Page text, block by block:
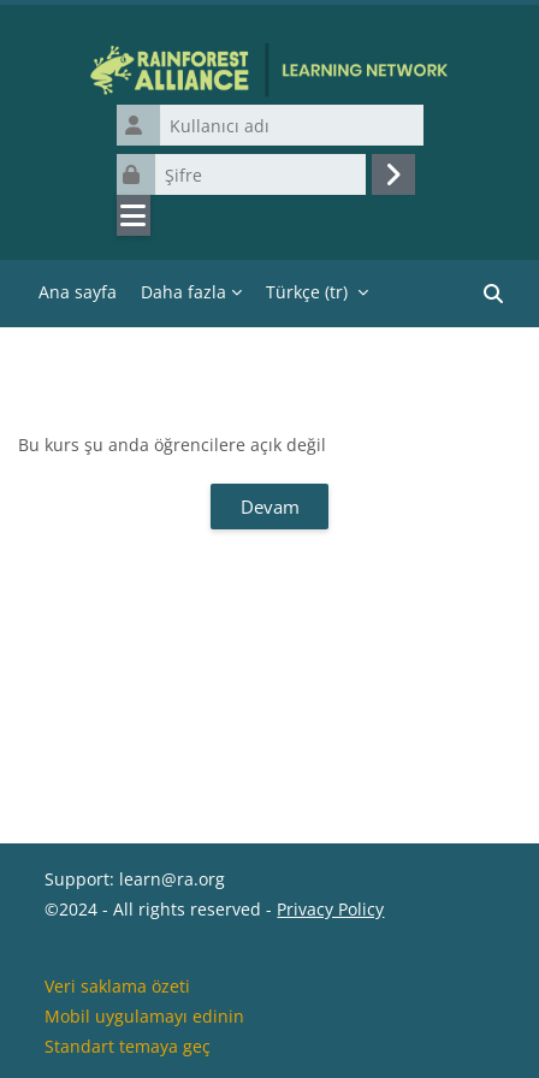
Kullanıcı adı
Şifre
Giriş yap
Ana sayfa Daha fazla Türkçe ‎(tr)‎
Bu kurs şu anda öğrencilere açık değil
Devam
Support: learn@ra.org
©2024 - All rights reserved - Privacy Policy
Veri saklama özeti
Mobil uygulamayı edinin
Standart temaya geç